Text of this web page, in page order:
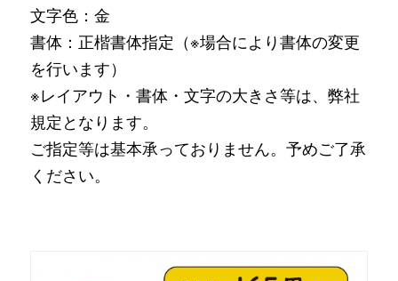
文字色：金
書体：正楷書体指定（※場合により書体の変更
を行います）
※レイアウト・書体・文字の大きさ等は、弊社
規定となります。
ご指定等は基本承っておりません。予めご了承
ください。